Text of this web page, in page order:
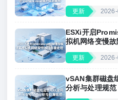
更新
ESXi开启
拟机网络变慢
更新
vSAN集群磁盘
分析与处理规范